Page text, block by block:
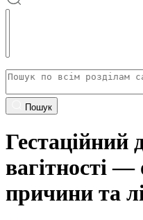
Пошук
Гестаційний
вагітності —
причини та